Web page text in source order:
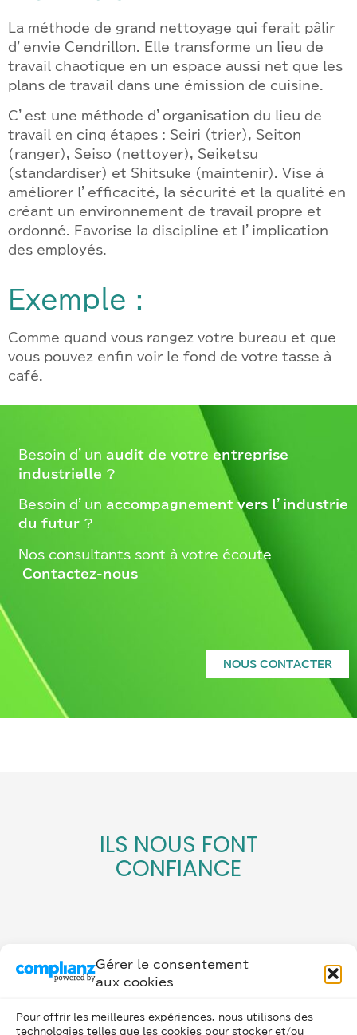
Gérer le consentement
aux cookies
Pour offrir les meilleures expériences, nous utilisons des
technologies telles que les cookies pour stocker et/ou
La méthode de grand nettoyage qui ferait pâlir
d’envie Cendrillon. Elle transforme un lieu de
travail chaotique en un espace aussi net que les
plans de travail dans une émission de cuisine.
C’est une méthode d’organisation du lieu de
travail en cinq étapes : Seiri (trier), Seiton
(ranger), Seiso (nettoyer), Seiketsu
(standardiser) et Shitsuke (maintenir). Vise à
améliorer l’efficacité, la sécurité et la qualité en
créant un environnement de travail propre et
ordonné. Favorise la discipline et l’implication
des employés.
Exemple :
Comme quand vous rangez votre bureau et que
vous pouvez enfin voir le fond de votre tasse à
café.
Besoin d’un audit de votre entreprise
industrielle ?
Besoin d’un accompagnement vers l’industrie
du futur?
Nos consultants sont à votre écoute –
Contactez-nous
NOUS CONTACTER
ILS NOUS FONT
CONFIANCE